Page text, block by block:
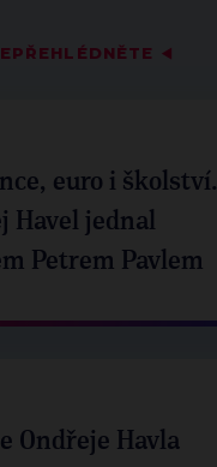
◀
euro i školství.
Havel jednal
Petrem Pavlem
Ondřeje Havla